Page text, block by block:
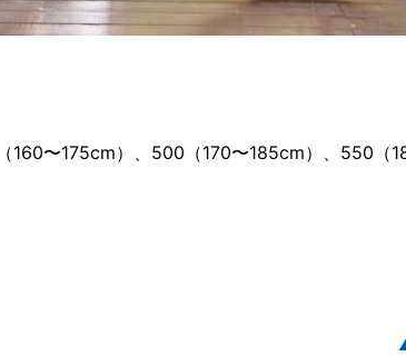
160〜175cm）、500（170〜185cm）、550（